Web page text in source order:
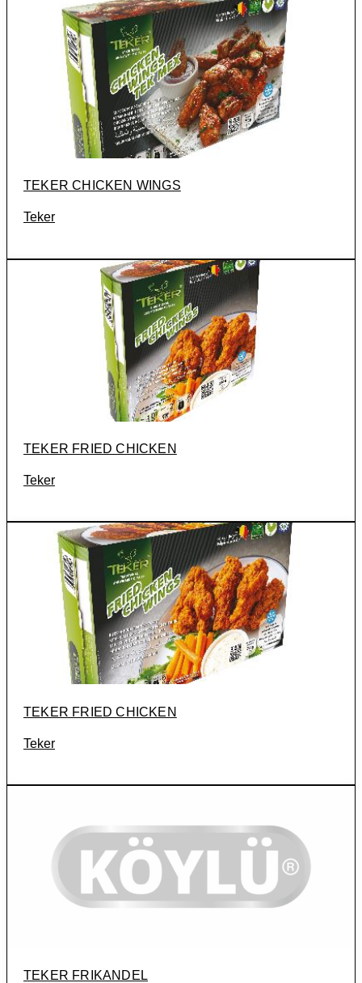
TEKER CHICKEN WINGS
Teker
TEKER FRIED CHICKEN
Teker
TEKER FRIED CHICKEN
Teker
TEKER FRIKANDEL